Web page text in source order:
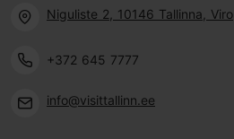
Niguliste 2, 10146 Tallinna, Viro
+372 645 7777
info@visittallinn.ee